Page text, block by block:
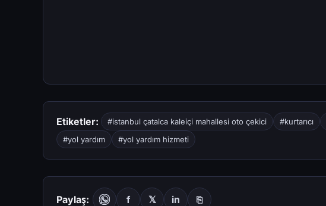
Etiketler: #istanbul çatalca kaleiçi mahallesi oto çekici #kurtarıcı
#yol yardım
#yol yardım hizmeti
Paylaş: f 𝕏 in ⎘